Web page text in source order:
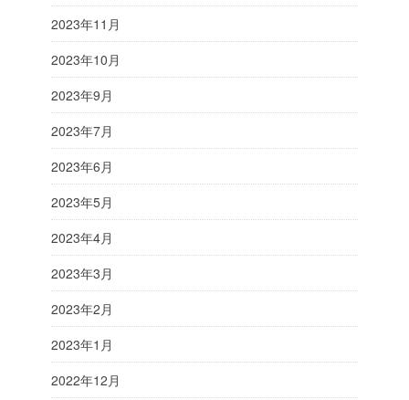
2023年11月
2023年10月
2023年9月
2023年7月
2023年6月
2023年5月
2023年4月
2023年3月
2023年2月
2023年1月
2022年12月